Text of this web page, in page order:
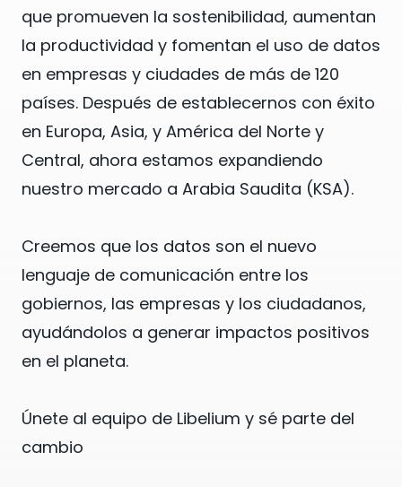
que promueven la sostenibilidad, aumentan
la productividad y fomentan el uso de datos
en empresas y ciudades de más de 120
países. Después de establecernos con éxito
en Europa, Asia, y América del Norte y
Central, ahora estamos expandiendo
nuestro mercado a Arabia Saudita (KSA).
Creemos que los datos son el nuevo
lenguaje de comunicación entre los
gobiernos, las empresas y los ciudadanos,
ayudándolos a generar impactos positivos
en el planeta.
Únete al equipo de Libelium y sé parte del
cambio